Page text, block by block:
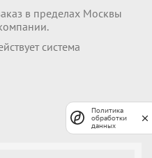
в пределах Москвы
система
Политика
обработки
данных